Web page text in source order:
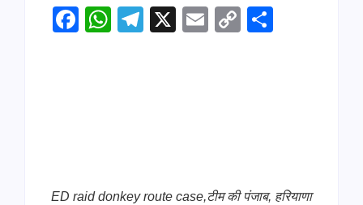
Facebook
WhatsApp
Telegram
X EmailCopy
ED raid donkey route case,टीम की पंजाब, हरियाणा